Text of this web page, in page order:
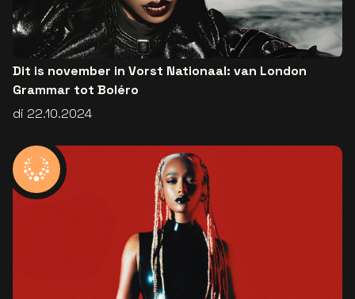
Dit is november in Vorst Nationaal: van London
Grammar tot Boléro
di 22.10.2024